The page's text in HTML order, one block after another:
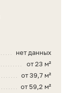
нет данных
от 23 м²
от 39,7 м²
от 59,2 м²